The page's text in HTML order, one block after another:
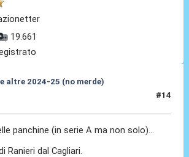
19.661
altre 2024-25 (no merde)
#14
panchine (in serie A ma non solo)...
Ranieri dal Cagliari.